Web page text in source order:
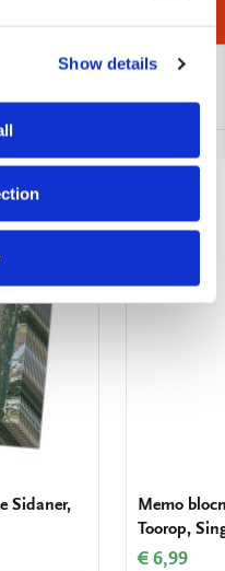
Show details
Sidaner,
Memo
Toorop,
€ 6,99